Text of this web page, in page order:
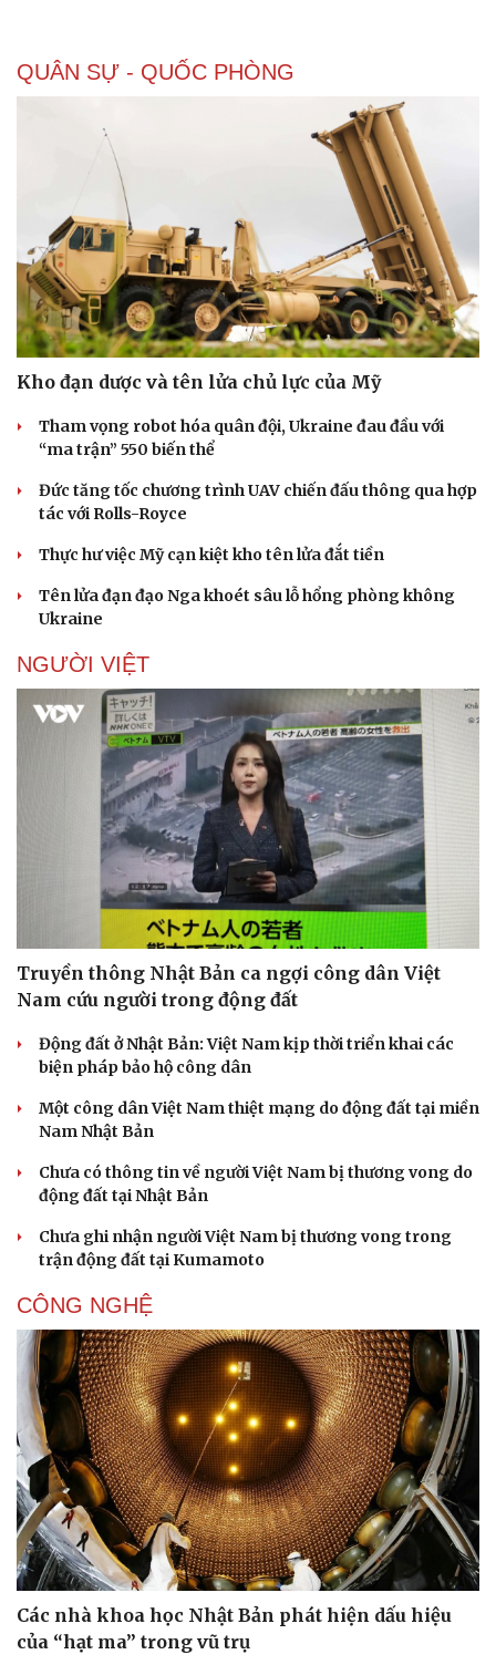
Doanh nghiệp
Thông tin doanh nghiệp
Doanh nghiệp 24h
Sành điệu
Tin Công nghệ
Trải nghiệm
Chuyển đổi số
Sức khỏe
QUÂN SỰ - QUỐC PHÒNG
Kho đạn dược và tên lửa chủ lực của Mỹ
Tham vọng robot hóa quân đội, Ukraine đau đầu với
“ma trận” 550 biến thể
Đức tăng tốc chương trình UAV chiến đấu thông qua hợp
tác với Rolls-Royce
Thực hư việc Mỹ cạn kiệt kho tên lửa đắt tiền
Tên lửa đạn đạo Nga khoét sâu lỗ hổng phòng không
Ukraine
NGƯỜI VIỆT
Truyền thông Nhật Bản ca ngợi công dân Việt
Nam cứu người trong động đất
Động đất ở Nhật Bản: Việt Nam kịp thời triển khai các
biện pháp bảo hộ công dân
Một công dân Việt Nam thiệt mạng do động đất tại miền
Nam Nhật Bản
Chưa có thông tin về người Việt Nam bị thương vong do
động đất tại Nhật Bản
Chưa ghi nhận người Việt Nam bị thương vong trong
trận động đất tại Kumamoto
CÔNG NGHỆ
Các nhà khoa học Nhật Bản phát hiện dấu hiệu
của “hạt ma” trong vũ trụ